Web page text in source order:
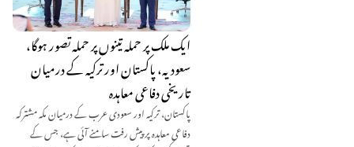
ایک ملک پر حملہ تینوں پر حملہ تصور ہوگا،
سعودیہ، پاکستان اور ترکیہ کے درمیان
تاریخی دفاعی معاہدہ
پاکستان، ترکیہ اور سعودی عرب کے درمیان مکہ مشترکہ
دفاعی معاہدہ پر پیش رفت سامنے آئی ہے، جس کے